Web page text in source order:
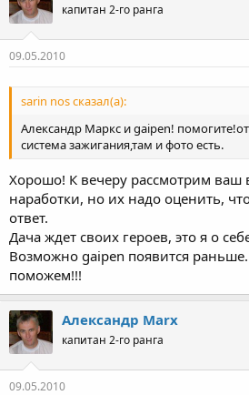
капитан 2-го ранга
09.05.2010
sarin nos сказал(а):
Александр Маркс и gaipen!
система зажигания,там и фото есть.
Хорошо! К вечеру рассмотрим ваш
наработки, но их надо оценить,
ответ.
Дача ждет своих героев, это я о
Возможно gaipen появится
поможем!!!
Александр Marx
капитан 2-го ранга
09.05.2010